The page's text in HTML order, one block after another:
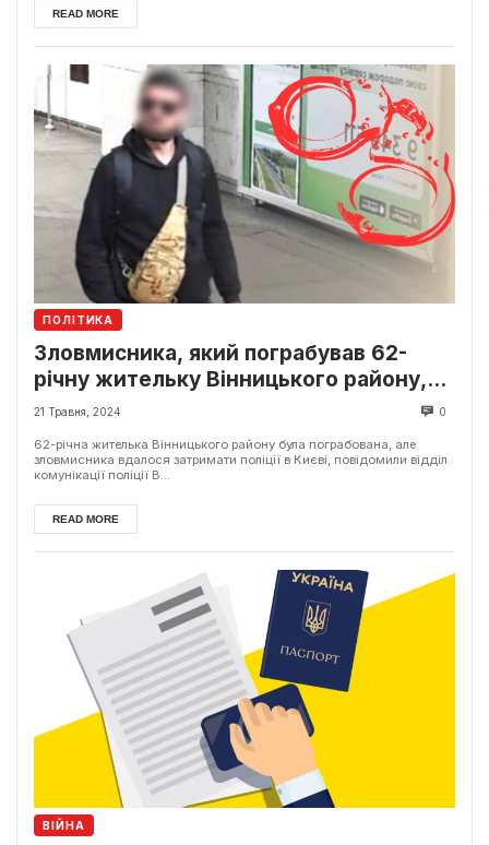
READ MORE
ПОЛІТИКА
Зловмисника, який пограбував 62-
річну жительку Вінницького району,
затримали поліцейські в Києві.
21 Травня, 2024 0
62-річна жителька Вінницького району була пограбована, але
зловмисника вдалося затримати поліції в Києві, повідомили відділ
комунікації поліції В...
READ MORE
ВІЙНА